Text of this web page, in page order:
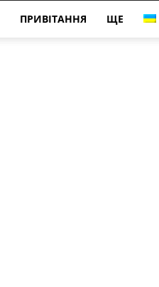
ПРИВІТАННЯ ЩЕ